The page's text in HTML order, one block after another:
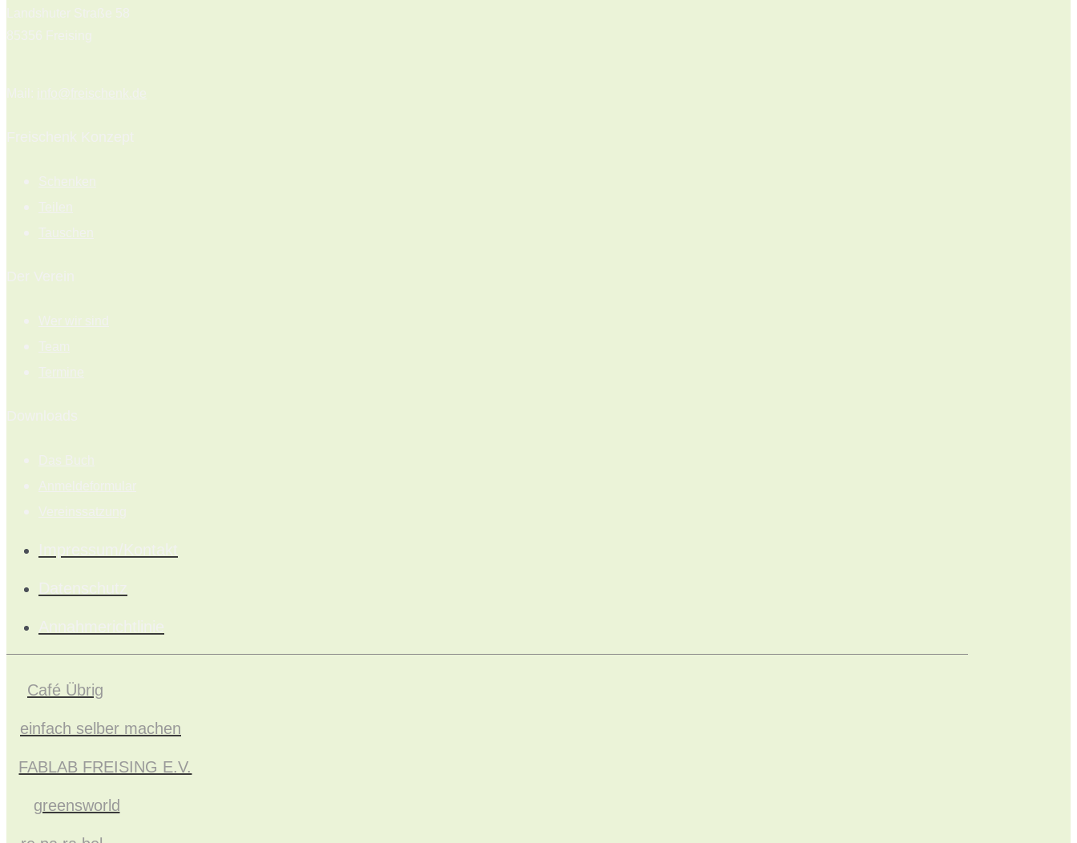
Landshuter Straße 58
85356 Freising
Mail: info@freischenk.de
Freischenk Konzept
Schenken
Teilen
Tauschen
Der Verein
Wer wir sind
Team
Termine
Downloads
Das Buch
Anmeldeformular
Vereinssatzung
Impressum/Kontakt
Datenschutz
Annahmerichtlinie
Café Übrig
einfach selber machen
FABLAB FREISING E.V.
greensworld